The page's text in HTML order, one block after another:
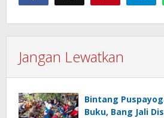
Jangan Lewatkan
Bintang
Buku, Bang Jali